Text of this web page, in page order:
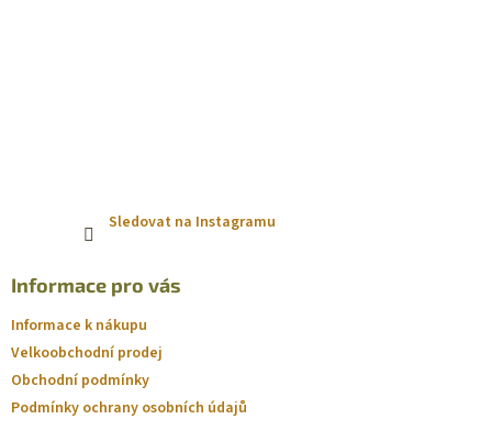
Sledovat na Instagramu
Informace pro vás
Informace k nákupu
Velkoobchodní prodej
Obchodní podmínky
Podmínky ochrany osobních údajů